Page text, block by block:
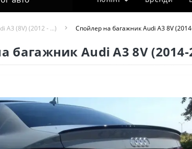
A3 (8V) (2012 - ...) Спойлер на багажник Audi A3 8V
багажник Audi A3 8V (2014-